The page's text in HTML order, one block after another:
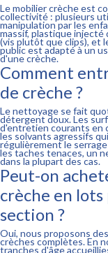
Le mobilier crèche est
collectivité : plusieurs
manipulation par les
massif, plastique injecté
(vis plutôt que clips), et
public est adapté à un
d'une crèche.
Comment
de crèche ?
Le nettoyage se fait
détergent doux. Les
d'entretien courants en
les solvants agressifs
régulièrement le
les taches tenaces, un
dans la plupart des cas.
Peut-on
crèche en
section ?
Oui, nous proposons
crèches complètes. En
tranches d'âge